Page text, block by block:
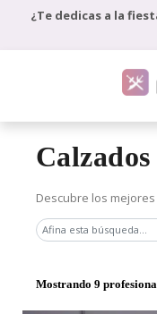
¿Te dedicas a la
BLOG
Calzados
Descubre los
Mostrando 9